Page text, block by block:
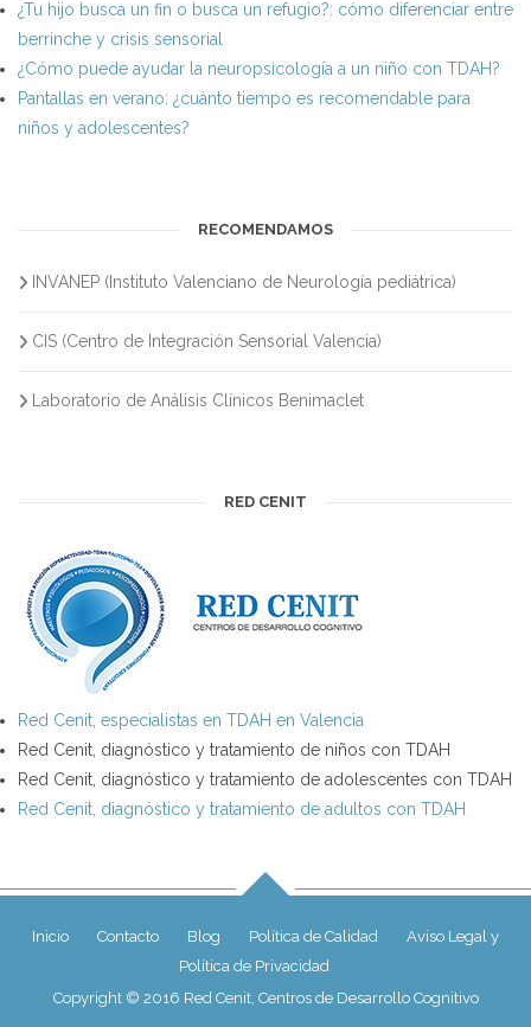
¿Tu hijo busca un fin o busca un refugio?: cómo diferenciar entre
berrinche y crisis sensorial
¿Cómo puede ayudar la neuropsicología a un niño con TDAH?
Pantallas en verano: ¿cuánto tiempo es recomendable para
niños y adolescentes?
RECOMENDAMOS
INVANEP (Instituto Valenciano de Neurología pediátrica)
CIS (Centro de Integración Sensorial Valencia)
Laboratorio de Análisis Clínicos Benimaclet
RED CENIT
Red Cenit, especialistas en TDAH en Valencia
Red Cenit, diagnóstico y tratamiento de niños con TDAH
Red Cenit, diagnóstico y tratamiento de adolescentes con TDAH
Red Cenit, diagnóstico y tratamiento de adultos con TDAH
Inicio Contacto Blog Política de Calidad
Aviso Legal y
Política de Privacidad
Copyright © 2016 Red Cenit, Centros de Desarrollo Cognitivo